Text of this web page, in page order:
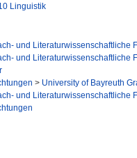
Linguistik
und Literaturwissenschaftliche
und Literaturwissenschaftliche
> University of Bayreuth
und Literaturwissenschaftliche